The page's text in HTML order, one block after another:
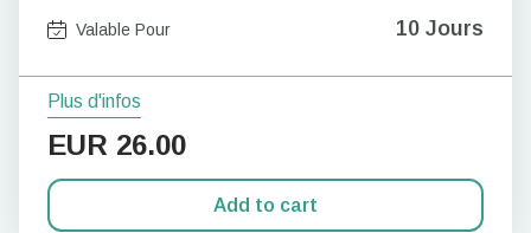
Valable Pour 10 Jours
Plus d'infos
EUR 26.00
Add to cart